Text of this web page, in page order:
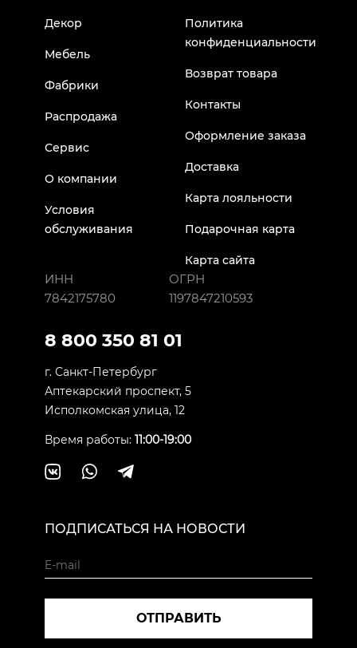
Декор
Мебель
Фабрики
Распродажа
Сервис
О компании
Условия
обслуживания
Политика
конфиденциальности
Возврат товара
Контакты
Оформление заказа
Доставка
Карта лояльности
Подарочная карта
Карта сайта
ИНН
7842175780
ОГРН
1197847210593
8 800 350 81 01
г. Санкт-Петербург
Аптекарский проспект, 5
Исполкомская улица, 12
Время работы: 11:00-19:00
ПОДПИСАТЬСЯ НА НОВОСТИ
ОТПРАВИТЬ